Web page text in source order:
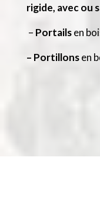
rigide, avec ou
– Portailsen
– Portillonsen